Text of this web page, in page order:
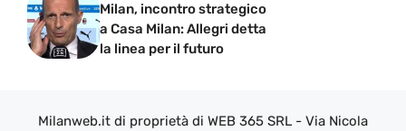
Milan, incontro strategico
a Casa Milan: Allegri detta
la linea per il futuro
Milanweb.it di proprietà di WEB 365 SRL - Via Nicola